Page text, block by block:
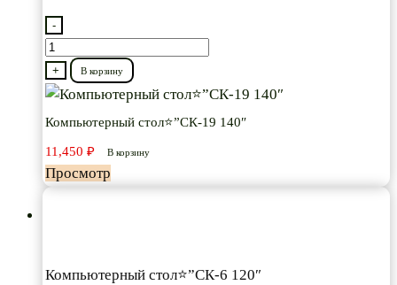
-
Количество
товара
Компьютерный
+ В корзину
Компьютерный стол⭐”СК-19 140″
11,450 ₽ В корзину
Просмотр
Компьютерный стол⭐”СК-6 120″